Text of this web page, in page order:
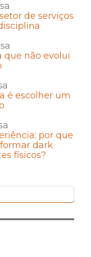
de serviços
que não evolui
é escolher um
por que
dark
físicos?